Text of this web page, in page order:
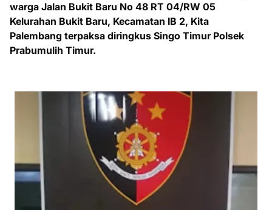
warga Jalan Bukit Baru No 48 RT 04/RW 05
Kelurahan Bukit Baru, Kecamatan IB 2, Kita
Palembang terpaksa diringkus Singo Timur Polsek
Prabumulih Timur.